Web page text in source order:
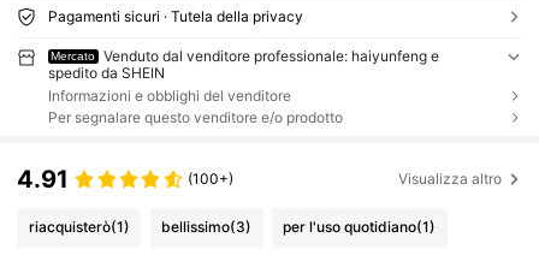
Pagamenti sicuri · Tutela della privacy
Mercato
Venduto dal venditore professionale: haiyunfeng e
spedito da SHEIN
Informazioni e obblighi del venditore
Per segnalare questo venditore e/o prodotto
4.91 (100+) Visualizza altro
riacquisterò(1) bellissimo(3) per l'uso quotidiano(1)